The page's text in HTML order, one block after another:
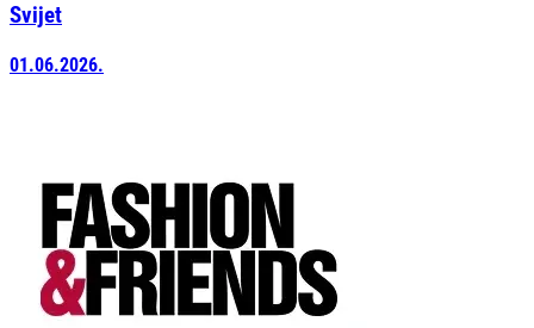
Svijet
01.06.2026.